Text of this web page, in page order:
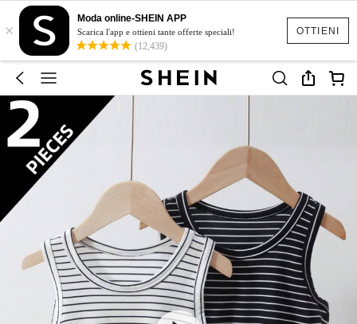
OTTIENI
×
Moda online-SHEIN APP
Scarica l'app e ottieni tante offerte speciali!
(12,439)